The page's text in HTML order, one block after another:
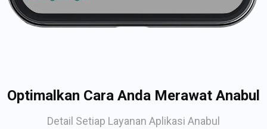
Optimalkan Cara Anda Merawat Anabul
Detail Setiap Layanan Aplikasi Anabul